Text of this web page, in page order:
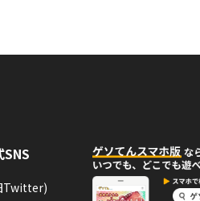
んの島を訪れて「はくしゅ」をしてあげ
SNS
Twitter)